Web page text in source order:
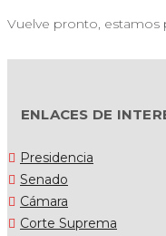
Vuelve pronto, estamos
ENLACES DE
Presidencia
Senado
Cámara
Corte Suprema